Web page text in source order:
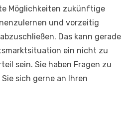
Möglichkeiten zukünftige
und vorzeitig
Das kann gerade
ein nicht zu
sein. Sie haben Fragen zu
sich gerne an Ihren